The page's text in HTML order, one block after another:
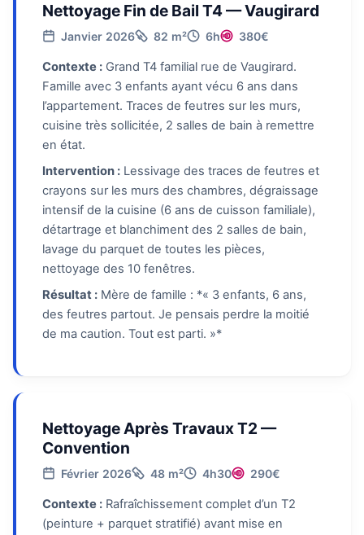
Nettoyage Fin de Bail T4 — Vaugirard
Janvier 2026 82 m² 6h 380€
Contexte : Grand T4 familial rue de Vaugirard.
Famille avec 3 enfants ayant vécu 6 ans dans
l’appartement. Traces de feutres sur les murs,
cuisine très sollicitée, 2 salles de bain à remettre
en état.
Intervention : Lessivage des traces de feutres et
crayons sur les murs des chambres, dégraissage
intensif de la cuisine (6 ans de cuisson familiale),
détartrage et blanchiment des 2 salles de bain,
lavage du parquet de toutes les pièces,
nettoyage des 10 fenêtres.
Résultat : Mère de famille : *« 3 enfants, 6 ans,
des feutres partout. Je pensais perdre la moitié
de ma caution. Tout est parti. »*
Nettoyage Après Travaux T2 —
Convention
Février 2026 48 m² 4h30 290€
Contexte : Rafraîchissement complet d’un T2
(peinture + parquet stratifié) avant mise en